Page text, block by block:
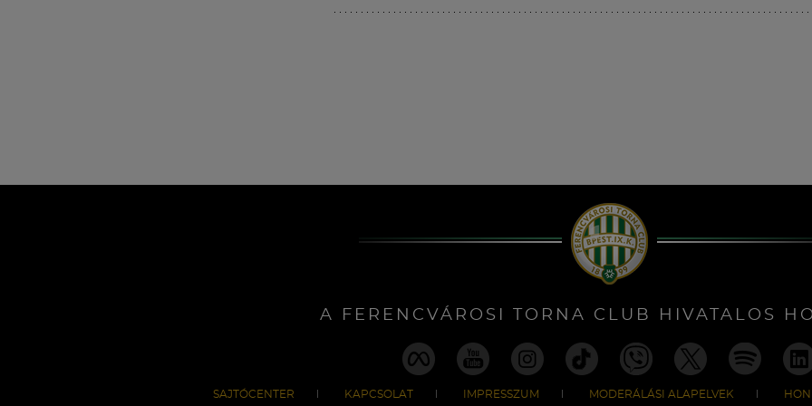
A FERENCVÁROSI TORNA CLUB HIVATALOS
SAJTÓCENTER KAPCSOLAT IMPRESSZUM MODERÁLÁSI ALAPELVEK